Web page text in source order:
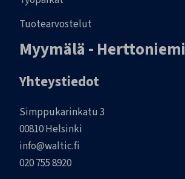
Tuotearvostelut
Myymälä - Herttoniemi
Yhteystiedot
Simppukarinkatu 3
00810 Helsinki
info@waltic.fi
020 755 8920